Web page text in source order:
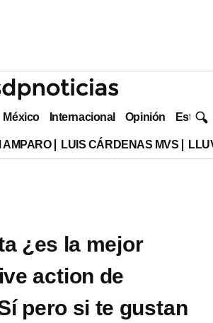
México Internacional Opinión Estilo
AMPARO LUIS CÁRDENAS MVS
¿es la mejor
action de
pero si te gustan